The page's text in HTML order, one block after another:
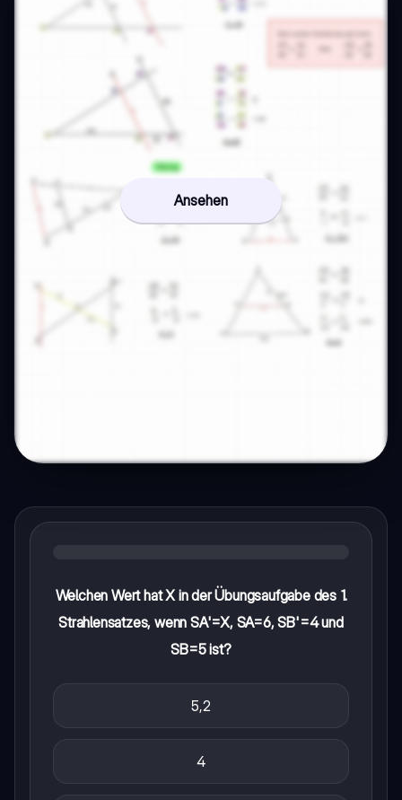
Ansehen
Welchen Wert hat X in der Übungsaufgabe des 1.
Strahlensatzes, wenn SA'=X, SA=6, SB'=4 und
SB=5 ist?
5,2
4